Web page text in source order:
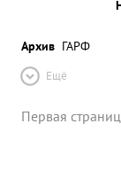
Архив ГАРФ
Ещё
Первая